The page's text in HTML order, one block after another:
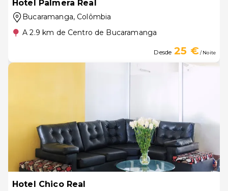
Hotel Palmera Real
Bucaramanga, Colômbia
A 2.9 km de Centro de Bucaramanga
Desde 25 €/ Noite
Hotel Chico Real